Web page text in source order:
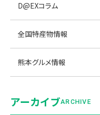
D@EXコラム
全国特産物情報
熊本グルメ情報
アーカイブARCHIVE